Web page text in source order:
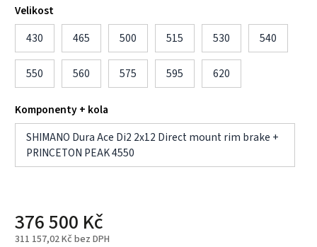
Velikost
430
465 500 515 530 540
550 560 575 595 620
Komponenty + kola
SHIMANO Dura Ace Di2 2x12 Direct mount rim brake +
PRINCETON PEAK 4550
376 500 Kč
311 157,02 Kč bez DPH